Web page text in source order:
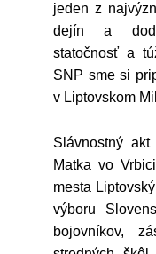
jeden z
dejín a
statočnosť a
SNP sme si
v Liptovskom
Slávnostný
Matka vo
mesta
výboru
bojovníkov,